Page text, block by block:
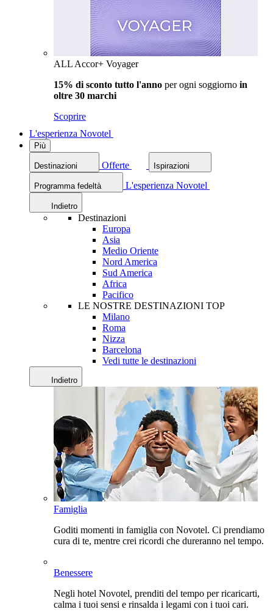
ALL Accor+ Voyager
15% di sconto tutto l'anno per ogni soggiorno in
oltre 30 marchi
Scoprire
L'esperienza Novotel
Più
Destinazioni Offerte Ispirazioni
Programma fedeltà L'esperienza Novotel
Indietro
Destinazioni
Europa
Asia
Medio Oriente
Nord America
Sud America
Africa
Pacifico
LE NOSTRE DESTINAZIONI TOP
Milano
Roma
Nizza
Barcelona
Vedi tutte le destinazioni
Indietro
Famiglia
Goditi momenti in famiglia con Novotel. Ci prendiamo
cura di te, mentre crei ricordi che dureranno nel tempo.
Benessere
Negli hotel Novotel, prenditi del tempo per ricaricarti,
calma i tuoi sensi e rinsalda i legami con i tuoi cari.